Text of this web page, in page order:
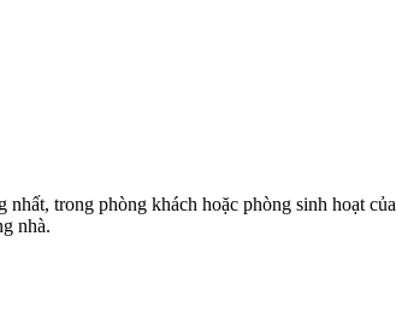
trong phòng khách hoặc phòng sinh hoạt của
nhà.